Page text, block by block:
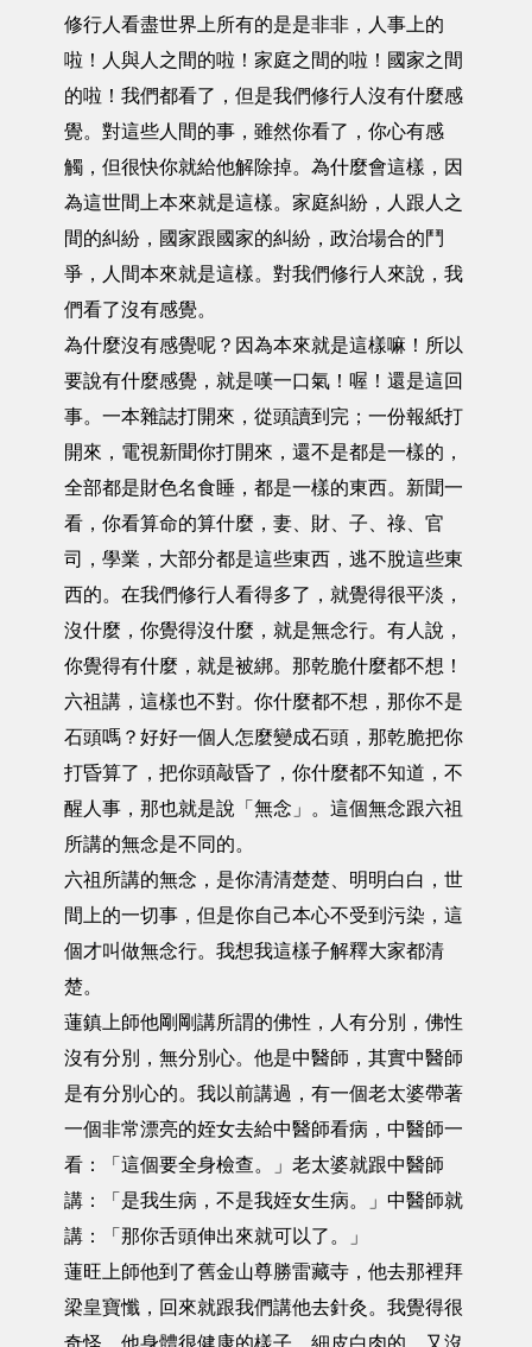
修行人看盡世界上所有的是是非非，人事上的
啦！人與人之間的啦！家庭之間的啦！國家之間
的啦！我們都看了，但是我們修行人沒有什麼感
覺。對這些人間的事，雖然你看了，你心有感
觸，但很快你就給他解除掉。為什麼會這樣，因
為這世間上本來就是這樣。家庭糾紛，人跟人之
間的糾紛，國家跟國家的糾紛，政治場合的鬥
爭，人間本來就是這樣。對我們修行人來說，我
們看了沒有感覺。
為什麼沒有感覺呢？因為本來就是這樣嘛！所以
要說有什麼感覺，就是嘆一口氣！喔！還是這回
事。一本雜誌打開來，從頭讀到完；一份報紙打
開來，電視新聞你打開來，還不是都是一樣的，
全部都是財色名食睡，都是一樣的東西。新聞一
看，你看算命的算什麼，妻、財、子、祿、官
司，學業，大部分都是這些東西，逃不脫這些東
西的。在我們修行人看得多了，就覺得很平淡，
沒什麼，你覺得沒什麼，就是無念行。有人說，
你覺得有什麼，就是被綁。那乾脆什麼都不想！
六祖講，這樣也不對。你什麼都不想，那你不是
石頭嗎？好好一個人怎麼變成石頭，那乾脆把你
打昏算了，把你頭敲昏了，你什麼都不知道，不
醒人事，那也就是說「無念」。這個無念跟六祖
所講的無念是不同的。
六祖所講的無念，是你清清楚楚、明明白白，世
間上的一切事，但是你自己本心不受到污染，這
個才叫做無念行。我想我這樣子解釋大家都清
楚。
蓮鎮上師他剛剛講所謂的佛性，人有分別，佛性
沒有分別，無分別心。他是中醫師，其實中醫師
是有分別心的。我以前講過，有一個老太婆帶著
一個非常漂亮的姪女去給中醫師看病，中醫師一
看：「這個要全身檢查。」老太婆就跟中醫師
講：「是我生病，不是我姪女生病。」中醫師就
講：「那你舌頭伸出來就可以了。」
蓮旺上師他到了舊金山尊勝雷藏寺，他去那裡拜
梁皇寶懺，回來就跟我們講他去針灸。我覺得很
奇怪，他身體很健康的樣子，細皮白肉的，又沒